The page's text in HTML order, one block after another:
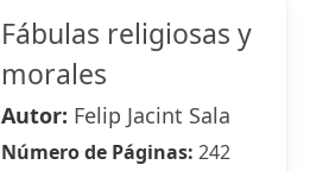
Fábulas religiosas y
morales
Autor: Felip Jacint Sala
Número de Páginas: 242